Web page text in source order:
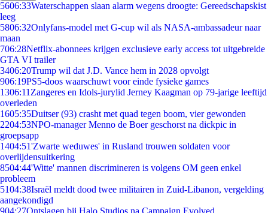
5606:33Waterschappen slaan alarm wegens droogte: Gereedschapskist
leeg
5806:32Onlyfans-model met G-cup wil als NASA-ambassadeur naar
maan
706:28Netflix-abonnees krijgen exclusieve early access tot uitgebreide
GTA VI trailer
3406:20Trump wil dat J.D. Vance hem in 2028 opvolgt
906:19PS5-doos waarschuwt voor einde fysieke games
1306:11 Zangeres en Idols-jurylid Jerney Kaagman op 79-jarige leeftijd
overleden
1605:35Duitser (93) crasht met quad tegen boom, vier gewonden
2204:53NPO-manager Menno de Boer geschorst na dickpic in
groepsapp
1404:51'Zwarte weduwes' in Rusland trouwen soldaten voor
overlijdensuitkering
8504:44'Witte' mannen discrimineren is volgens OM geen enkel
probleem
5104:38Israël meldt dood twee militairen in Zuid-Libanon, vergelding
aangekondigd
904:27Ontslagen bij Halo Studios na Campaign Evolved